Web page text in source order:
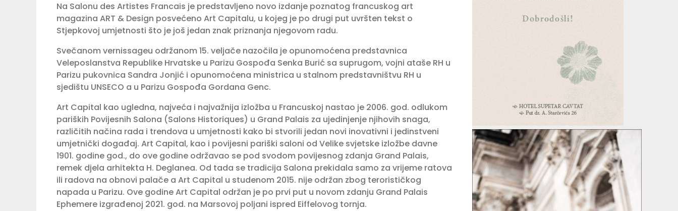
Na Salonu des Artistes Francais je predstavljeno novo izdanje poznatog francuskog art
magazina ART & Design posvećeno Art Capitalu, u kojeg je po drugi put uvršten tekst o
Stjepkovoj umjetnosti što je još jedan znak priznanja njegovom radu.
Svečanom vernissageu održanom 15. veljače nazočila je opunomoćena predstavnica
Veleposlanstva Republike Hrvatske u Parizu Gospođa Senka Burić sa suprugom, vojni ataše RH u
Parizu pukovnica Sandra Jonjić i opunomoćena ministrica u stalnom predstavništvu RH u
sjedištu UNSECO a u Parizu Gospođa Gordana Genc.
Art Capital kao ugledna, najveća i najvažnija izložba u Francuskoj nastao je 2006. god. odlukom
pariških Povijesnih Salona (Salons Historiques) u Grand Palais za ujedinjenje njihovih snaga,
različitih načina rada i trendova u umjetnosti kako bi stvorili jedan novi inovativni i jedinstveni
umjetnički događaj. Art Capital, kao i povijesni pariški saloni od Velike svjetske izložbe davne
1901. godine god., do ove godine održavao se pod svodom povijesnog zdanja Grand Palais,
remek djela arhitekta H. Deglanea. Od tada se tradicija Salona prekidala samo za vrijeme ratova
ili radova na obnovi palače a Art Capital u studenom 2015. nije održan zbog terorističkog
napada u Parizu. Ove godine Art Capital održan je po prvi put u novom zdanju Grand Palais
Ephemere izgrađenoj 2021. god. na Marsovoj poljani ispred Eiffelovog tornja.